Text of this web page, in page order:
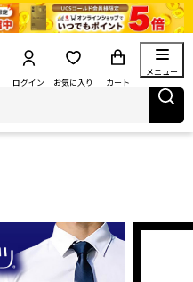
ログイン お気に入り カート
メニュー